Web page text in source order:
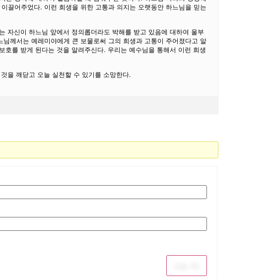
끌어주었다. 이런 희생을 위한 고통과 의지는 오랫동안 하느님을 믿는
자신이 하느님 앞에서 정의롭더라도 박해를 받고 있음에 대하여 울부
께서는 예레미야에게 큰 보물로써 그의 희생과 고통이 주어졌다고 알
를 받게 된다는 것을 알려주신다. 우리는 예수님을 통해서 이런 희생
을 깨닫고 오늘 실천할 수 있기를 소망한다.